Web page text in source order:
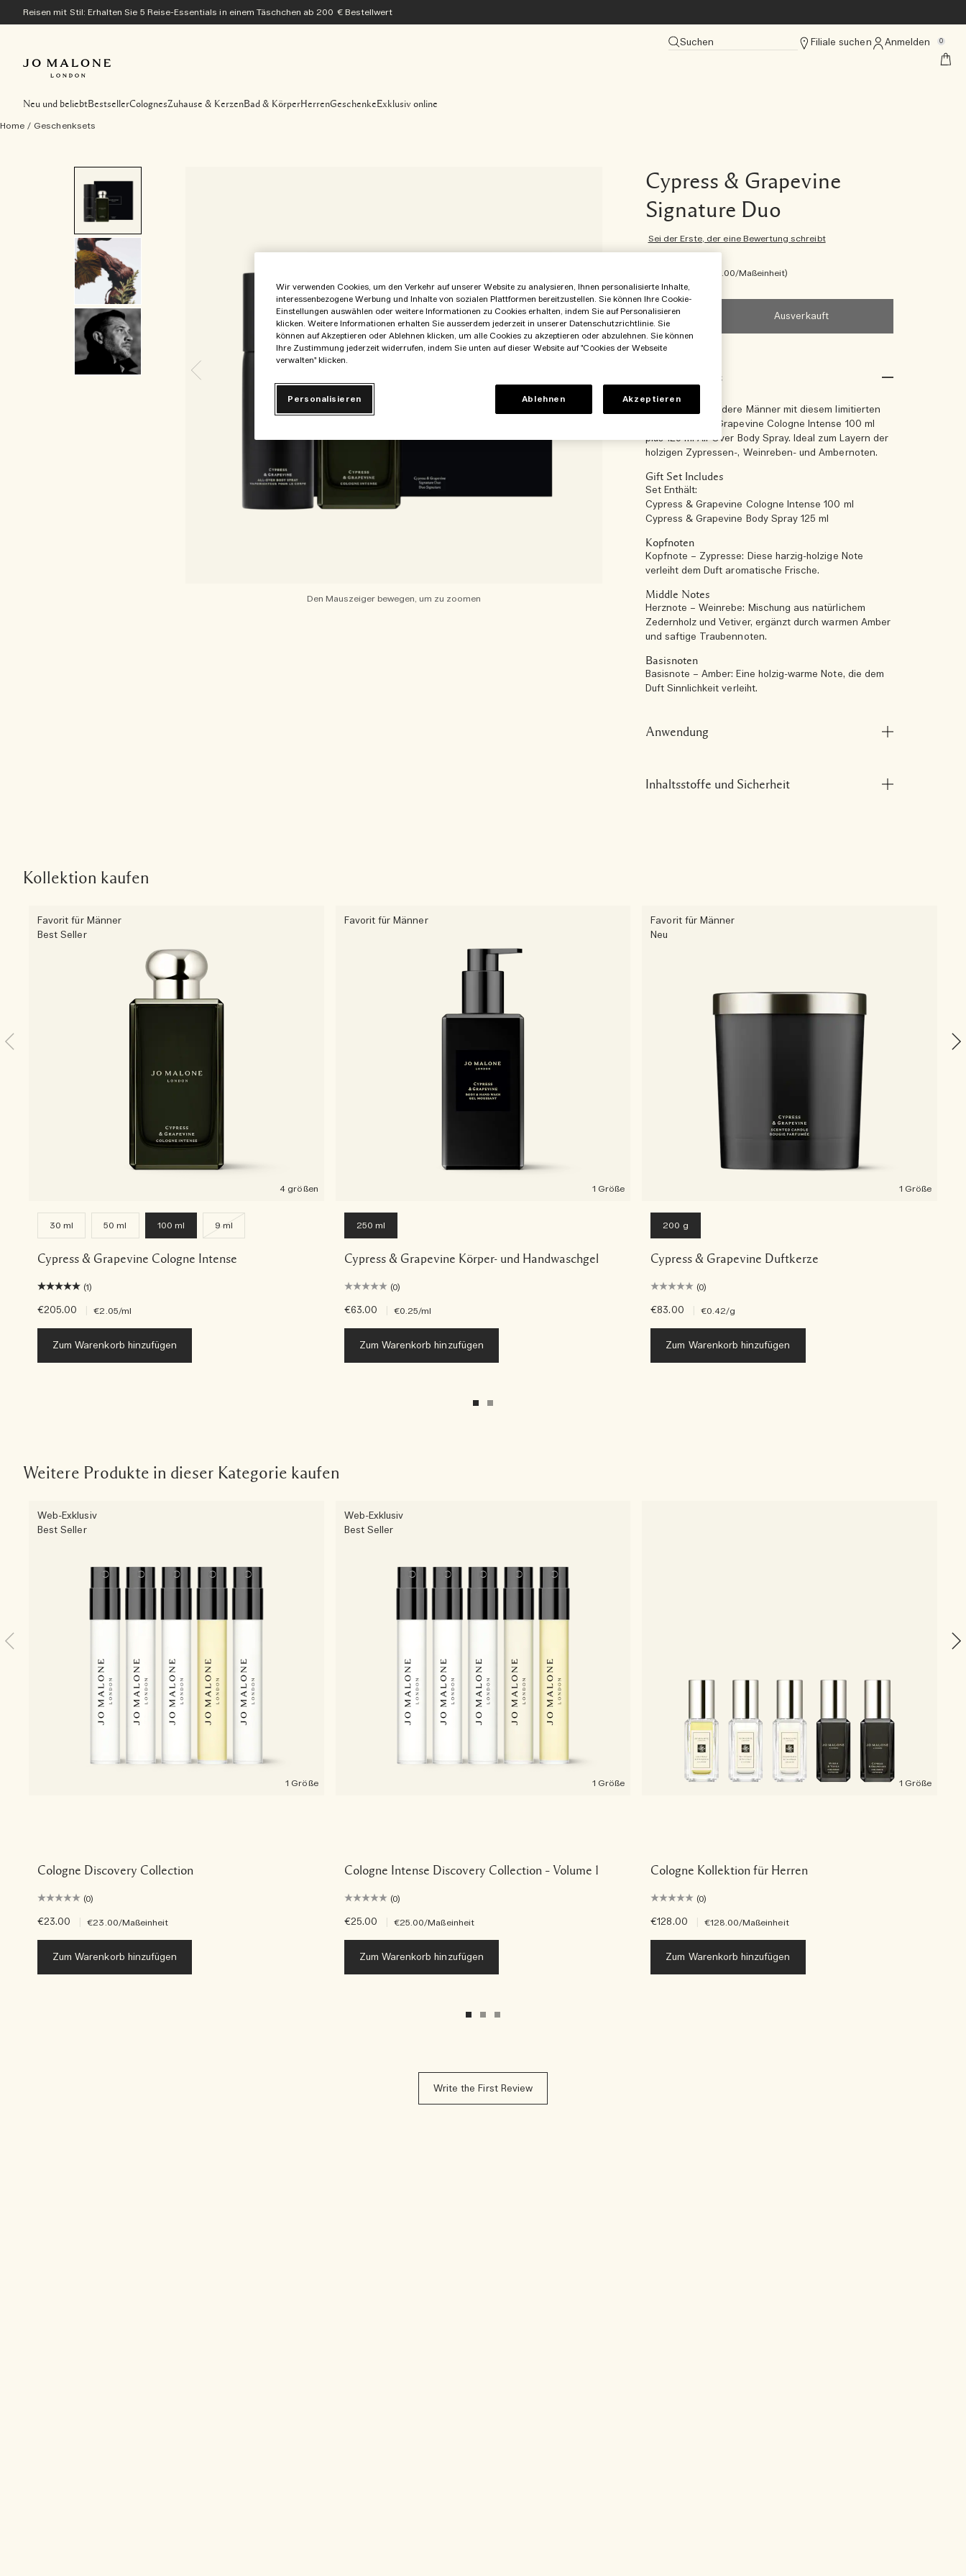
Reisen mit Stil: Erhalten Sie 5 Reise-Essentials in einem Täschchen ab 200 € Bestellwert
Suchen Filiale suchen Anmelden 0
Neu und beliebtBestsellerColognesZuhause & KerzenBad & KörperHerrenGeschenke Exklusiv online
Home / Geschenksets
Cypress & Grapevine
Signature Duo
Sei der Erste, der eine Bewertung schreibt
Den Mauszeiger bewegen, um zu zoomen
€220.00/Maßeinheit
Ausverkauft
Produktdetails
Feiern Sie besondere Männer mit diesem limitierten
Set: Cypress & Grapevine Cologne Intense 100 ml
plus 125 ml All-Over Body Spray. Ideal zum Layern der
holzigen Zypressen-, Weinreben- und Ambernoten.
Gift Set Includes
Set Enthält:
Cypress & Grapevine Cologne Intense 100 ml
Cypress & Grapevine Body Spray 125 ml
Kopfnoten
Kopfnote – Zypresse: Diese harzig-holzige Note
verleiht dem Duft aromatische Frische.
Middle Notes
Herznote – Weinrebe: Mischung aus natürlichem
Zedernholz und Vetiver, ergänzt durch warmen Amber
und saftige Traubennoten.
Basisnoten
Basisnote – Amber: Eine holzig-warme Note, die dem
Duft Sinnlichkeit verleiht.
Anwendung
Inhaltsstoffe und Sicherheit
Kollektion kaufen
Favorit für Männer
Best Seller
4 größen
30 ml 50 ml 100 ml 9 ml
Cypress & Grapevine Cologne Intense
(1)
€205.00 €2.05/ml
Zum Warenkorb hinzufügen
Favorit für Männer
1 Größe
250 ml
Cypress & Grapevine Körper- und Handwaschgel
(0)
€63.00 €0.25/ml
Zum Warenkorb hinzufügen
Favorit für Männer
Neu
1 Größe
200 g
Cypress & Grapevine Duftkerze
(0)
€83.00 €0.42/g
Zum Warenkorb hinzufügen
Weitere Produkte in dieser Kategorie kaufen
Web-Exklusiv
Best Seller
1 Größe
Cologne Discovery Collection
(0)
€23.00 €23.00/Maßeinheit
Zum Warenkorb hinzufügen
Web-Exklusiv
Best Seller
1 Größe
Cologne Intense Discovery Collection – Volume 1
(0)
€25.00 €25.00/Maßeinheit
Zum Warenkorb hinzufügen
1 Größe
Cologne Kollektion für Herren
(0)
€128.00 €128.00/Maßeinheit
Zum Warenkorb hinzufügen
Write the First Review
Wir verwenden Cookies, um den Verkehr auf unserer Website zu analysieren, Ihnen personalisierte Inhalte,
interessenbezogene Werbung und Inhalte von sozialen Plattformen bereitzustellen. Sie können Ihre Cookie-
Einstellungen auswählen oder weitere Informationen zu Cookies erhalten, indem Sie auf Personalisieren
klicken. Weitere Informationen erhalten Sie ausserdem jederzeit in unserer Datenschutzrichtlinie. Sie
können auf Akzeptieren oder Ablehnen klicken, um alle Cookies zu akzeptieren oder abzulehnen. Sie können
Ihre Zustimmung jederzeit widerrufen, indem Sie unten auf dieser Website auf "Cookies der Webseite
verwalten" klicken.
Personalisieren Ablehnen Akzeptieren